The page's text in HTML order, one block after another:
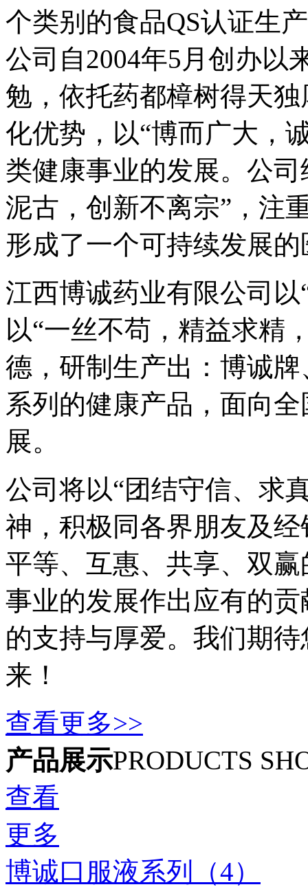
个类别的食品QS认证生
公司自2004年5月创办以
勉，依托药都樟树得天
化优势，以“博而广大，
类健康事业的发展。公
泥古，创新不离宗”，注
形成了一个可持续发展
江西博诚药业有限公司
以“一丝不苟，精益求精
德，研制生产出：博诚
系列的健康产品，面向
展。
公司将以“团结守信、求
神，积极同各界朋友及
平等、互惠、共享、双
事业的发展作出应有的
的支持与厚爱。我们期
来！
查看更多>>
产品展示PRODUCTS
查看
更多
博诚口服液系列（4）